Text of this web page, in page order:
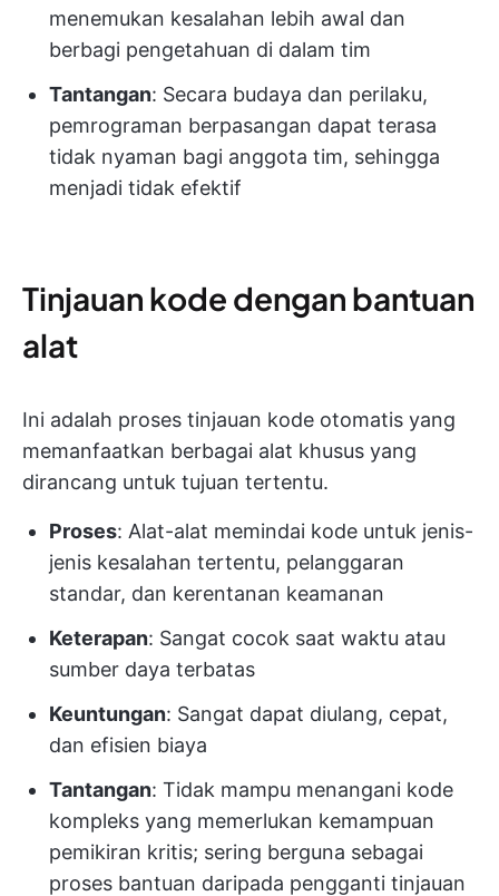
menemukan kesalahan lebih awal dan
berbagi pengetahuan di dalam tim
Tantangan: Secara budaya dan perilaku,
pemrograman berpasangan dapat terasa
tidak nyaman bagi anggota tim, sehingga
menjadi tidak efektif
Tinjauan kode dengan bantuan
alat
Ini adalah proses tinjauan kode otomatis yang
memanfaatkan berbagai alat khusus yang
dirancang untuk tujuan tertentu.
Proses: Alat-alat memindai kode untuk jenis-
jenis kesalahan tertentu, pelanggaran
standar, dan kerentanan keamanan
Keterapan: Sangat cocok saat waktu atau
sumber daya terbatas
Keuntungan: Sangat dapat diulang, cepat,
dan efisien biaya
Tantangan: Tidak mampu menangani kode
kompleks yang memerlukan kemampuan
pemikiran kritis; sering berguna sebagai
proses bantuan daripada pengganti tinjauan